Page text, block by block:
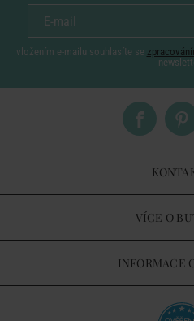
vložením e-mailu souhlasíte se
VÍCE O
INFORMACE